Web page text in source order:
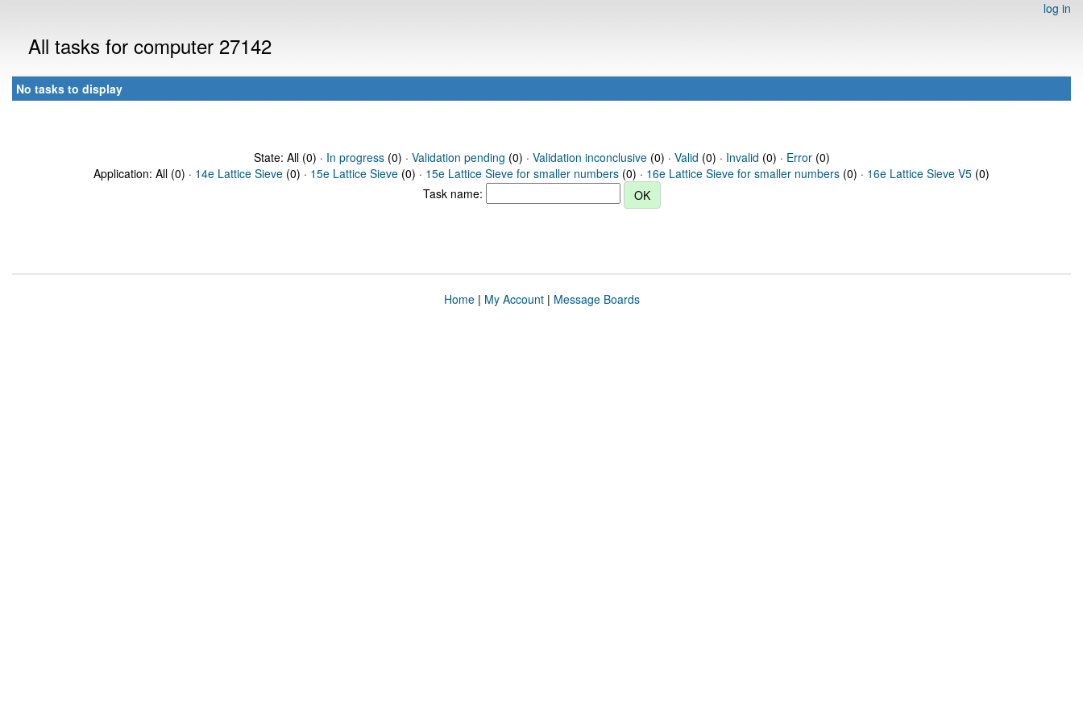
log in
All tasks for computer 27142
No tasks to display
State: All (0) · In progress(0) · Validation pending (0) · Validation inconclusive(0) · Valid (0) · Invalid (0) · Error(0)
Application: All (0) · 14e Lattice Sieve (0) · 15e Lattice Sieve (0) · 15e Lattice Sieve for smaller numbers (0) · 16e Lattice Sieve for smaller numbers (0) · 16e Lattice Sieve V5 (0)
Task name:
Home| My Account| Message Boards